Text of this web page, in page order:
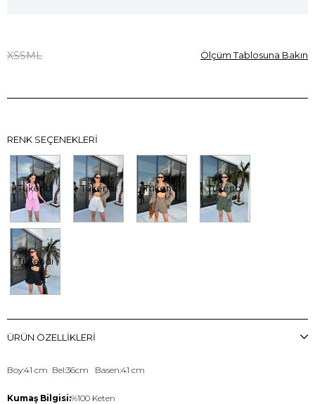
XSSML Ölçüm Tablosuna Bakın
RENK SEÇENEKLERI
Tükendi Tükendi Tükendi Tükendi
Tükendi
ÜRÜN ÖZELLIKLERI
Boy:41 cm Bel:36cm Basen:41 cm
Kumaş Bilgisi:%100 Keten